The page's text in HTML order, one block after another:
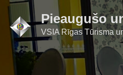
Skip
content
Pieaugušo
VSIA Rīgas Tūrisma